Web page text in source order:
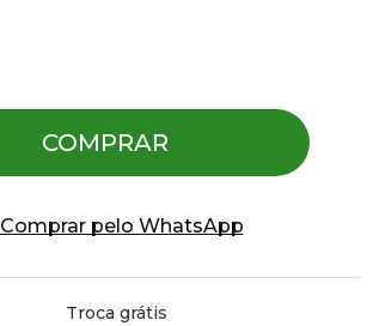
COMPRAR
Comprar pelo WhatsApp
Troca grátis